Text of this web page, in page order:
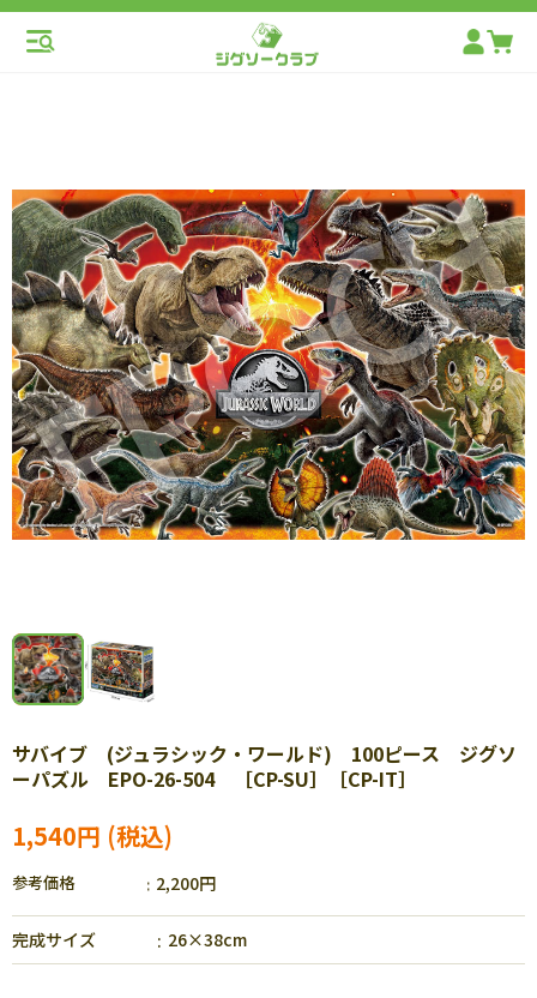
サバイブ (ジュラシック・ワールド) 100ピース ジグソ
ーパズル EPO-26-504 ［CP-SU］［CP-IT］
1,540円
参考価格 2,200円
完成サイズ 26×38cm